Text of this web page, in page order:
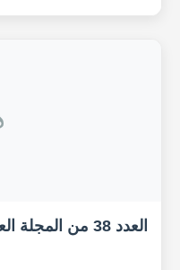
العدد 38 من المجلة العربية للمعلومات